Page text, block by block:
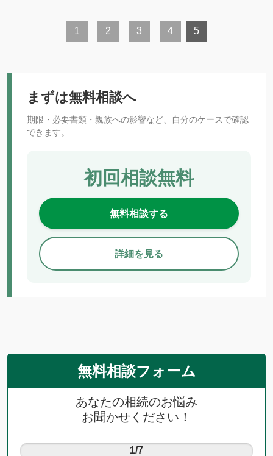
1 2 3 4 5
まずは無料相談へ
期限・必要書類・親族への影響など、自分のケースで確認
できます。
初回相談無料
無料相談する
詳細を見る
無料相談フォーム
あなたの相続のお悩み
お聞かせください！
1/7